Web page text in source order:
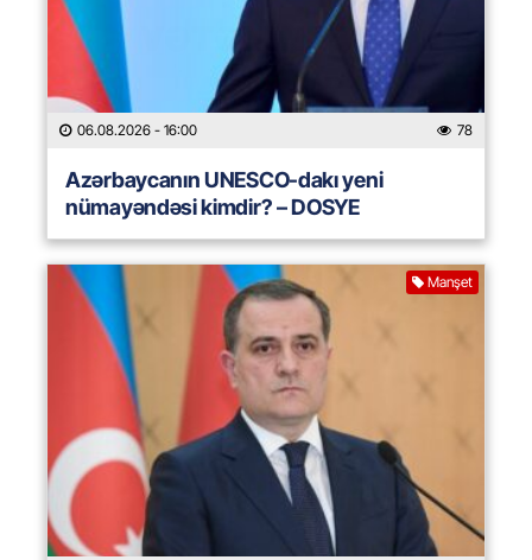
06.08.2026 - 16:00 78
Azərbaycanın UNESCO-dakı yeni
nümayəndəsi kimdir? – DOSYE
Manşet